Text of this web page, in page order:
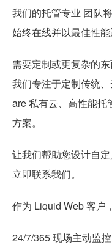
我们的托管专业 团队
始终在线并以最佳性能
需要定制或更复杂的东
我们专注于定制传统
are 私有云、高性能托
方案。
让我们帮助您设计自定
立即联系我们。
作为 Liquid Web 客户
24/7/365 现场主动监控